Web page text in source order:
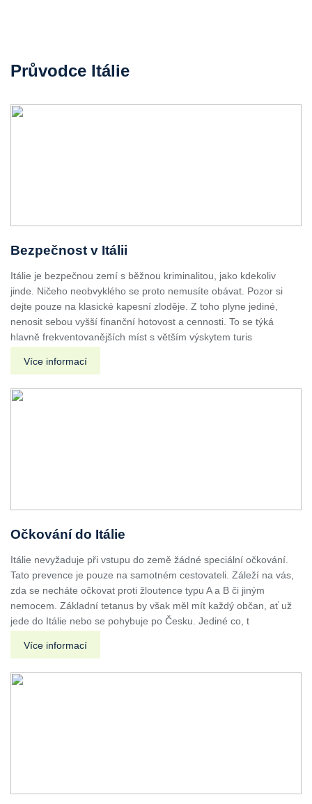
Průvodce Itálie
Bezpečnost v Itálii
Itálie je bezpečnou zemí s běžnou kriminalitou, jako kdekoliv
jinde. Ničeho neobvyklého se proto nemusíte obávat. Pozor si
dejte pouze na klasické kapesní zloděje. Z toho plyne jediné,
nenosit sebou vyšší finanční hotovost a cennosti. To se týká
hlavně frekventovanějších míst s větším výskytem turis
Více informací
Očkování do Itálie
Itálie nevyžaduje při vstupu do země žádné speciální očkování.
Tato prevence je pouze na samotném cestovateli. Záleží na vás,
zda se necháte očkovat proti žloutence typu A a B či jiným
nemocem. Základní tetanus by však měl mít každý občan, ať už
jede do Itálie nebo se pohybuje po Česku. Jediné co, t
Více informací